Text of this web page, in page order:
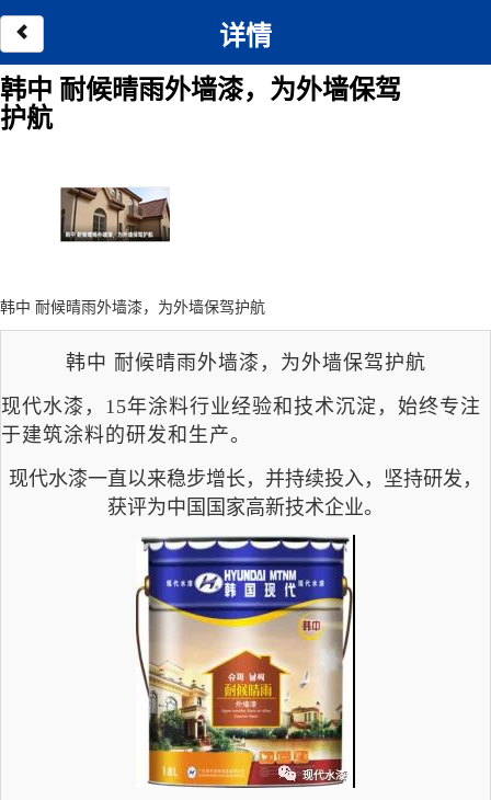
详情
韩中 耐候晴雨外墙漆，为外墙保驾
护航
韩中 耐候晴雨外墙漆，为外墙保驾护航
韩中 耐候晴雨外墙漆，为外墙保驾护航
现代水漆， 15年涂料行业经验和技术沉淀，始终专注
于建筑涂料的研发和生产。
现代水漆一直以来稳步增长，并持续投入，坚持研发，
获评为中国国家高新技术企业。